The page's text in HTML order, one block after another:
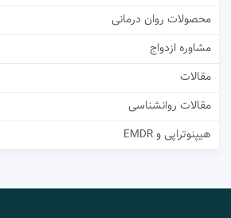
محصولات روان درمانی
مشاوره ازدواج
مقالات
مقالات روانشناسی
هیپنوتراپی و EMDR